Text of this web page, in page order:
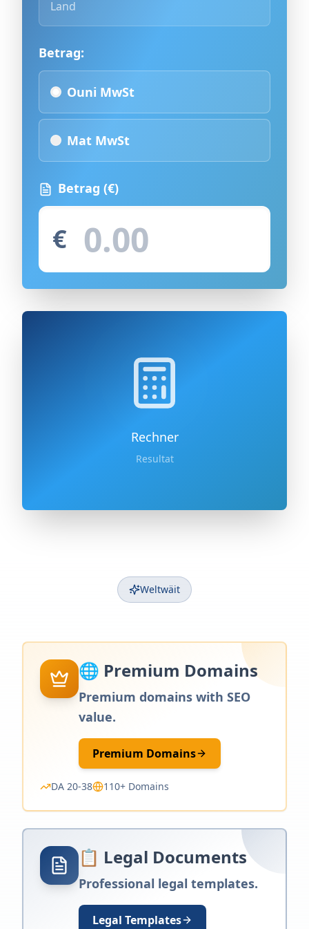
Land
Betrag:
Ouni MwSt
Mat MwSt
Betrag (€)
€
Rechner
Resultat
Weltwäit
🌐 Premium Domains
Premium domains with SEO
value.
Premium Domains
DA 20-38 110+ Domains
📋 Legal Documents
Professional legal templates.
Legal Templates